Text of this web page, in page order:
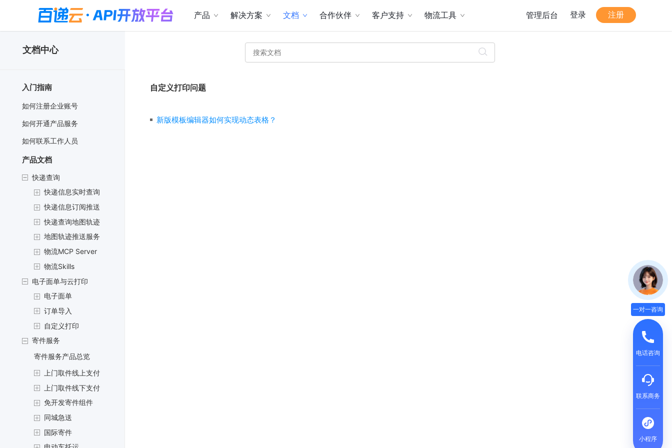
产品 解决方案 文档 合作伙伴 客户支持 物流工具 管理后台 登录 注册
文档中心
入门指南
如何注册企业账号
如何开通产品服务
如何联系工作人员
产品文档
快递查询
快递信息实时查询
快递信息订阅推送
快递查询地图轨迹
地图轨迹推送服务
物流MCP Server
物流Skills
电子面单与云打印
电子面单
订单导入
自定义打印
寄件服务
寄件服务产品总览
上门取件线上支付
上门取件线下支付
免开发寄件组件
同城急送
国际寄件
自定义打印问题
新版模板编辑器如何实现动态表格？
一对一咨询
电话咨询
联系商务
小程序